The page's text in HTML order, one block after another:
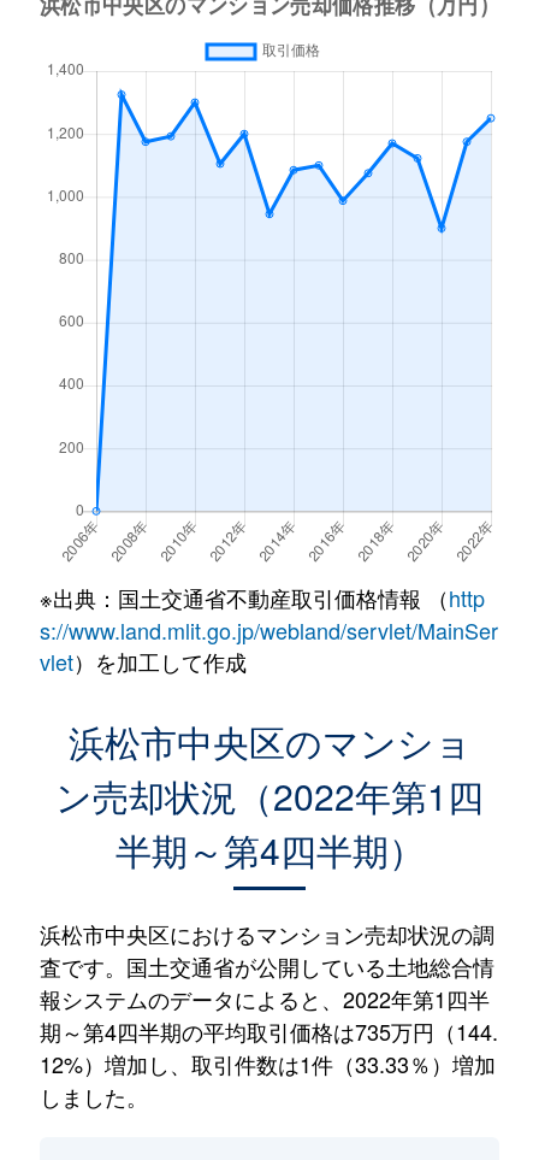
※出典：国土交通省不動産取引価格情報 （http
s://www.land.mlit.go.jp/webland/servlet/MainSer
vlet）を加工して作成
浜松市中央区のマンショ
ン売却状況（2022年第1四
半期～第4四半期）
浜松市中央区におけるマンション売却状況の調
査です。国土交通省が公開している土地総合情
報システムのデータによると、2022年第1四半
期～第4四半期の平均取引価格は735万円（144.
12%）増加し、取引件数は1件（33.33％）増加
しました。